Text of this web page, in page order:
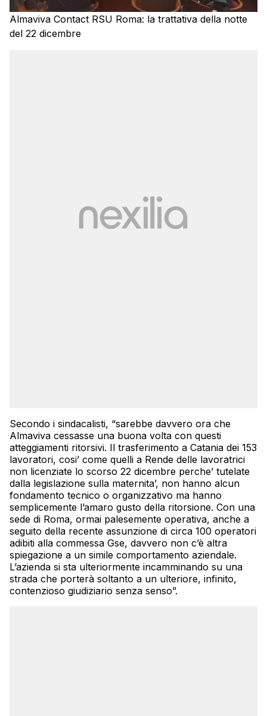
Almaviva Contact RSU Roma: la trattativa della notte
del 22 dicembre
Secondo i sindacalisti, “sarebbe davvero ora che
Almaviva cessasse una buona volta con questi
atteggiamenti ritorsivi. Il trasferimento a Catania dei 153
lavoratori, cosi’ come quelli a Rende delle lavoratrici
non licenziate lo scorso 22 dicembre perche’ tutelate
dalla legislazione sulla maternita’, non hanno alcun
fondamento tecnico o organizzativo ma hanno
semplicemente l’amaro gusto della ritorsione. Con una
sede di Roma, ormai palesemente operativa, anche a
seguito della recente assunzione di circa 100 operatori
adibiti alla commessa Gse, davvero non c’è altra
spiegazione a un simile comportamento aziendale.
L’azienda si sta ulteriormente incamminando su una
strada che porterà soltanto a un ulteriore, infinito,
contenzioso giudiziario senza senso”.